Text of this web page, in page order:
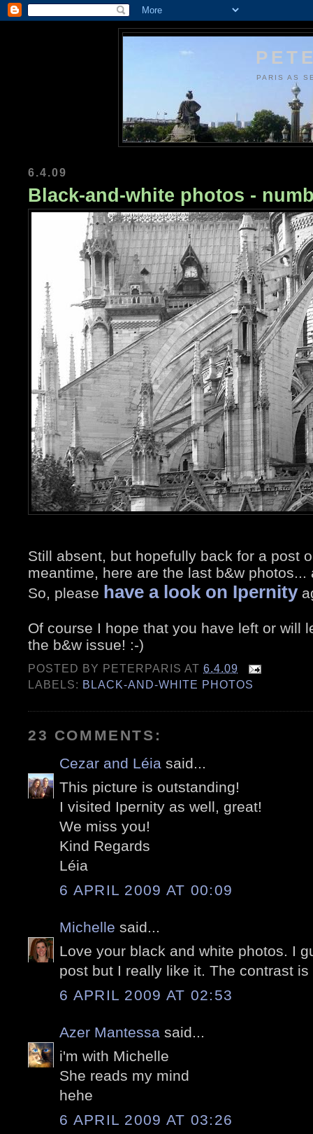
PARIS AS
6.4.09
Black-and-white photos -
Still absent, but hopefully back for a post
meantime, here are the last b&w
So, please have a look on Ipernity
Of course I hope that you have left or will
the b&w issue! :-)
POSTED BY PETERPARIS AT6.4.09
LABELS: BLACK-AND-WHITE PHOTOS
23 COMMENTS:
Cezar and Léia said...
This picture is outstanding!
I visited Ipernity as well, great!
We miss you!
Kind Regards
Léia
6 APRIL 2009 AT 00:09
Michelle said...
Love your black and white photos. I
post but I really like it. The contrast
6 APRIL 2009 AT 02:53
Azer Mantessa said...
i'm with Michelle
She reads my mind
hehe
6 APRIL 2009 AT 03:26